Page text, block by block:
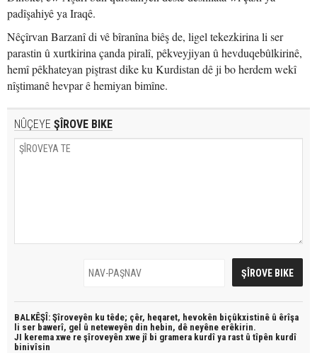
padîşahiyê ya Iraqê.
Nêçîrvan Barzanî di vê bîranîna biêş de, ligel tekezkirina li ser
parastin û xurtkirina çanda piralî, pêkveyjiyan û hevduqebûlkirinê,
hemî pêkhateyan piştrast dike ku Kurdistan dê ji bo herdem wekî
nîştimanê hevpar ê hemiyan bimîne.
NÛÇEYE ŞÎROVE BIKE
BALKÊŞÎ: Şîroveyên ku têde; çêr, heqaret, hevokên biçûkxistinê û êrîşa
li ser bawerî, gel û neteweyên din hebin, dê neyêne erêkirin.
JI kerema xwe re şîroveyên xwe jî bi gramera kurdî ya rast û tîpên kurdî
binivîsin